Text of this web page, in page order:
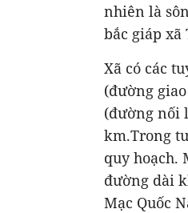
nhiên là
bắc giáp xã
Xã có các
(đường
(đường nối
km.Trong
quy hoạch.
đường dài
Mạc Quốc